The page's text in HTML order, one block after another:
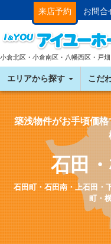
来店予約 お問合
小倉北区・小倉南区・八幡西区・戸
エリアから探す こだ
築浅物件がお手頃価格
石田
石田町・石田南・上石田・
町・